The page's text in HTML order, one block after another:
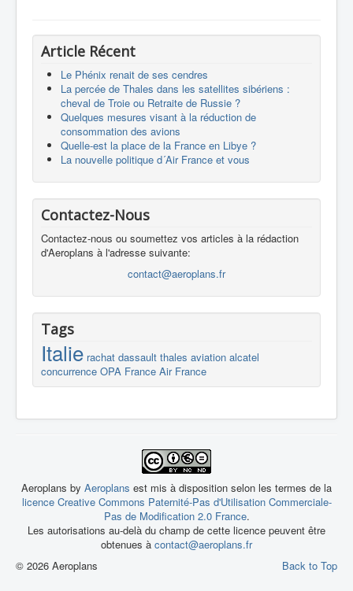
Article Récent
Le Phénix renait de ses cendres
La percée de Thales dans les satellites sibériens :
cheval de Troie ou Retraite de Russie ?
Quelques mesures visant à la réduction de
consommation des avions
Quelle-est la place de la France en Libye ?
La nouvelle politique d´Air France et vous
Contactez-Nous
Contactez-nous ou soumettez vos articles à la rédaction
d'Aeroplans à l'adresse suivante:
contact@aeroplans.fr
Tags
Italie rachat dassault thales aviation alcatel
concurrence OPA France Air France
Aeroplans by Aeroplans est mis à disposition selon les termes de la
licence Creative Commons Paternité-Pas d'Utilisation Commerciale-
Pas de Modification 2.0 France.
Les autorisations au-delà du champ de cette licence peuvent être
obtenues à contact@aeroplans.fr
Back to Top
© 2026 Aeroplans